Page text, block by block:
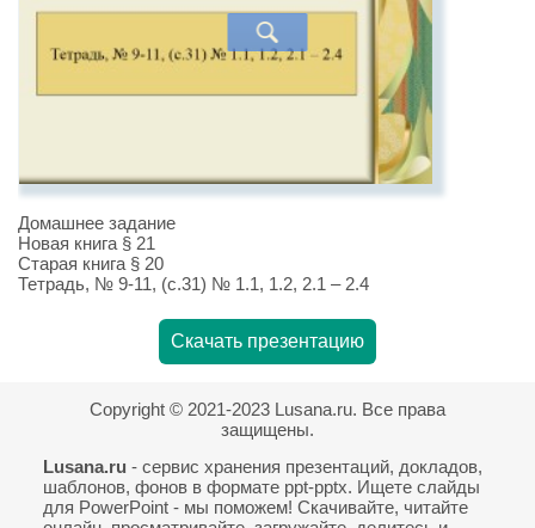
Домашнее задание
Новая книга § 21
Старая книга § 20
Тетрадь, № 9-11, (с.31) № 1.1, 1.2, 2.1 – 2.4
Скачать презентацию
Copyright © 2021-2023 Lusana.ru. Все права
защищены.
Lusana.ru - сервис хранения презентаций, докладов,
шаблонов, фонов в формате ppt-pptx. Ищете слайды
для PowerPoint - мы поможем! Скачивайте, читайте